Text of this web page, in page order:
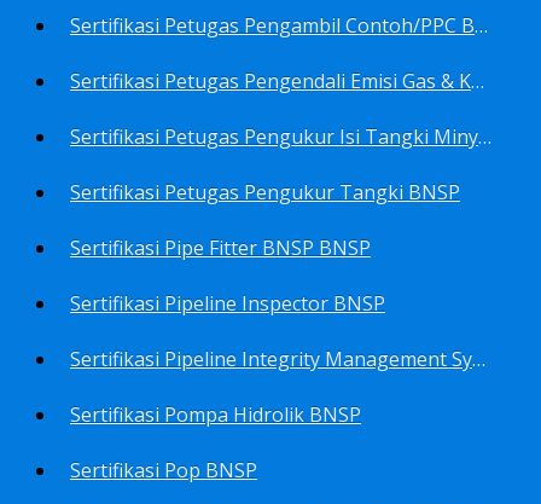
Sertifikasi Petugas Pengambil Contoh/PPC BNSP
Sertifikasi Petugas Pengendali Emisi Gas & Kebisingan Industri Migas BNSP
Sertifikasi Petugas Pengukur Isi Tangki Minyak Bumi dan Hasil Olahan BNSP
Sertifikasi Petugas Pengukur Tangki BNSP
Sertifikasi Pipe Fitter BNSP BNSP
Sertifikasi Pipeline Inspector BNSP
Sertifikasi Pipeline Integrity Management System (Pims) BNSP
Sertifikasi Pompa Hidrolik BNSP
Sertifikasi Pop BNSP